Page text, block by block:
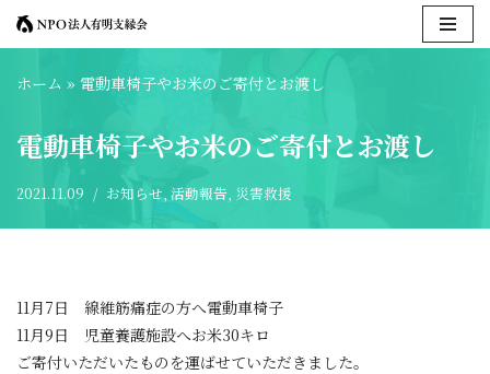
ン
ン
へ
ス
プ
ホーム » 電動車椅子やお米のご寄付とお渡し
電動車椅子やお米のご寄付とお渡し
2021.11.09 お知らせ 活動報告 災害救援
11月7日 線維筋痛症の方へ電動車椅子
11月9日 児童養護施設へお米30キロ
ご寄付いただいたものを運ばせていただきました。